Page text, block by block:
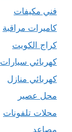
فني مكيفات
كاميرات مراقبة
كراج الكويت
كهربائي سيارات
كهربائي منازل
محل عصير
محلات تلفونات
مصاعد